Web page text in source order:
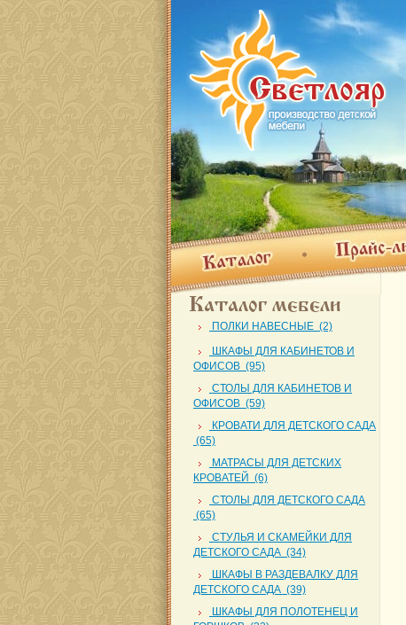
Каталог
Прайс-лист
Каталог мебели
ПОЛКИ НАВЕСНЫЕ (2)
ШКАФЫ ДЛЯ КАБИНЕТОВ И
ОФИСОВ (95)
СТОЛЫ ДЛЯ КАБИНЕТОВ И
ОФИСОВ (59)
КРОВАТИ ДЛЯ ДЕТСКОГО САДА
(65)
МАТРАСЫ ДЛЯ ДЕТСКИХ
КРОВАТЕЙ (6)
СТОЛЫ ДЛЯ ДЕТСКОГО САДА
(65)
СТУЛЬЯ И СКАМЕЙКИ ДЛЯ
ДЕТСКОГО САДА (34)
ШКАФЫ В РАЗДЕВАЛКУ ДЛЯ
ДЕТСКОГО САДА (39)
ШКАФЫ ДЛЯ ПОЛОТЕНЕЦ И